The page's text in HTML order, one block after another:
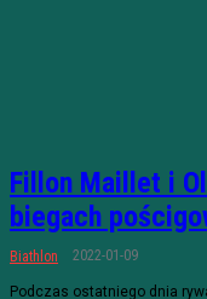
Fillon Maillet i
biegach
Biathlon 2022-01-09
Podczas ostatniego dnia